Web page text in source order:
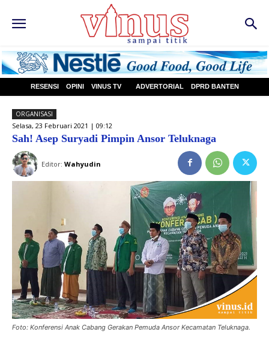
RESENSI OPINI VINUS TV ADVERTORIAL DPRD BANTEN
ORGANISASI
Selasa, 23 Februari 2021 | 09:12
Sah! Asep Suryadi Pimpin Ansor Teluknaga
Editor: Wahyudin
Foto: Konferensi Anak Cabang Gerakan Pemuda Ansor Kecamatan Teluknaga.